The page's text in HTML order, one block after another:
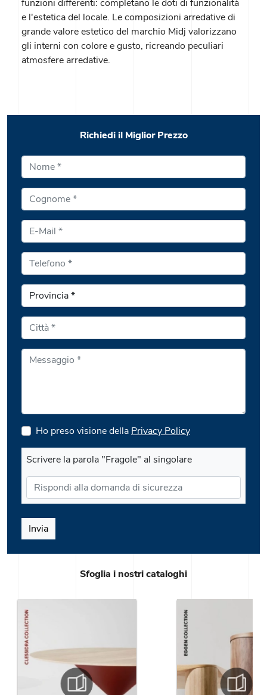
funzioni differenti: completano le doti di funzionalità
e l'estetica del locale. Le composizioni arredative di
grande valore estetico del marchio Midj valorizzano
gli interni con colore e gusto, ricreando peculiari
atmosfere arredative.
Sfoglia i nostri cataloghi
Richiedi il Miglior Prezzo
Ho preso visione della Privacy Policy
Scrivere la parola "Fragole" al singolare
Invia